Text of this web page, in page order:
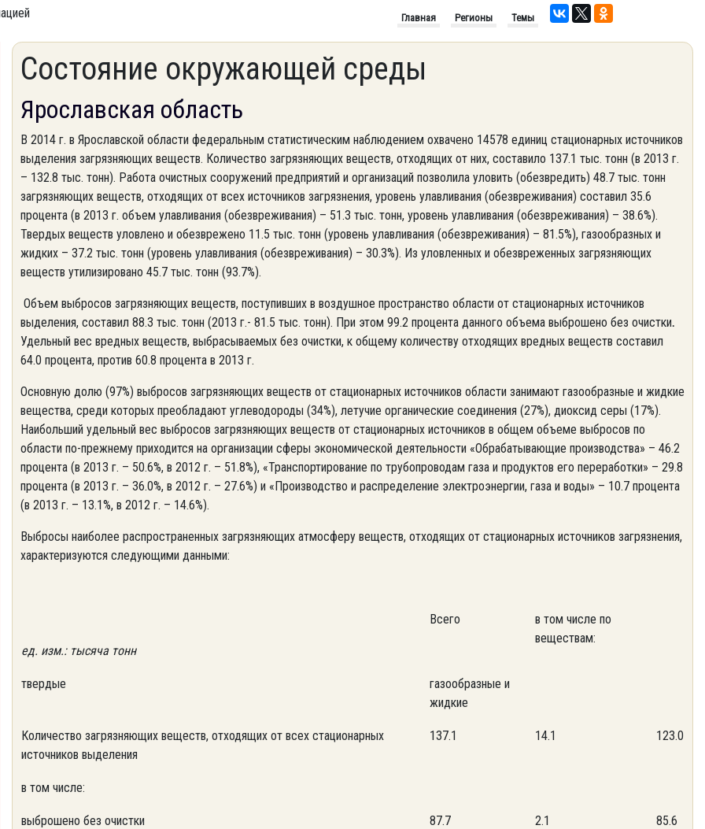
Главная Регионы Темы
Состояние окружающей среды
Ярославская область
В 2014 г. в Ярославской области федеральным статистическим наблюдением охвачено 14578 единиц стационарных источников
выделения загрязняющих веществ. Количество загрязняющих веществ, отходящих от них, составило 137.1 тыс. тонн (в 2013 г.
– 132.8 тыс. тонн). Работа очистных сооружений предприятий и организаций позволила уловить (обезвредить) 48.7 тыс. тонн
загрязняющих веществ, отходящих от всех источников загрязнения, уровень улавливания (обезвреживания) составил 35.6
процента (в 2013 г. объем улавливания (обезвреживания) – 51.3 тыс. тонн, уровень улавливания (обезвреживания) – 38.6%).
Твердых веществ уловлено и обезврежено 11.5 тыс. тонн (уровень улавливания (обезвреживания) – 81.5%), газообразных и
жидких – 37.2 тыс. тонн (уровень улавливания (обезвреживания) – 30.3%). Из уловленных и обезвреженных загрязняющих
веществ утилизировано 45.7 тыс. тонн (93.7%).
Объем выбросов загрязняющих веществ, поступивших в воздушное пространство области от стационарных источников
выделения, составил 88.3 тыс. тонн (2013 г.- 81.5 тыс. тонн). При этом 99.2 процента данного объема выброшено без очистки.
Удельный вес вредных веществ, выбрасываемых без очистки, к общему количеству отходящих вредных веществ составил
64.0 процента, против 60.8 процента в 2013 г.
Основную долю (97%) выбросов загрязняющих веществ от стационарных источников области занимают газообразные и жидкие
вещества, среди которых преобладают углеводороды (34%), летучие органические соединения (27%), диоксид серы (17%).
Наибольший удельный вес выбросов загрязняющих веществ от стационарных источников в общем объеме выбросов по
области по-прежнему приходится на организации сферы экономической деятельности «Обрабатывающие производства» – 46.2
процента (в 2013 г. – 50.6%, в 2012 г. – 51.8%), «Транспортирование по трубопроводам газа и продуктов его переработки» – 29.8
процента (в 2013 г. – 36.0%, в 2012 г. – 27.6%) и «Производство и распределение электроэнергии, газа и воды» – 10.7 процента
(в 2013 г. – 13.1%, в 2012 г. – 14.6%).
Выбросы наиболее распространенных загрязняющих атмосферу веществ, отходящих от стационарных источников загрязнения,
характеризуются следующими данными:
ед. изм.: тысяча тонн
Всего
в том числе по
веществам:
твердые
газообразные и
жидкие
Количество загрязняющих веществ, отходящих от всех стационарных
источников выделения
137.1 14.1 123.0
в том числе:
выброшено без очистки 87.7 2.1 85.6